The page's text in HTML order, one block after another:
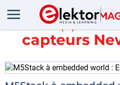
Article(s) avec
capteurs